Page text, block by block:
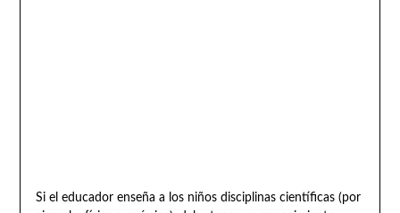
Si el educador enseña a los niños disciplinas científicas (por